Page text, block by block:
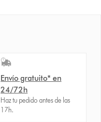
Envío gratuito* en
24/72h
Haz tu pedido antes de las
17h.